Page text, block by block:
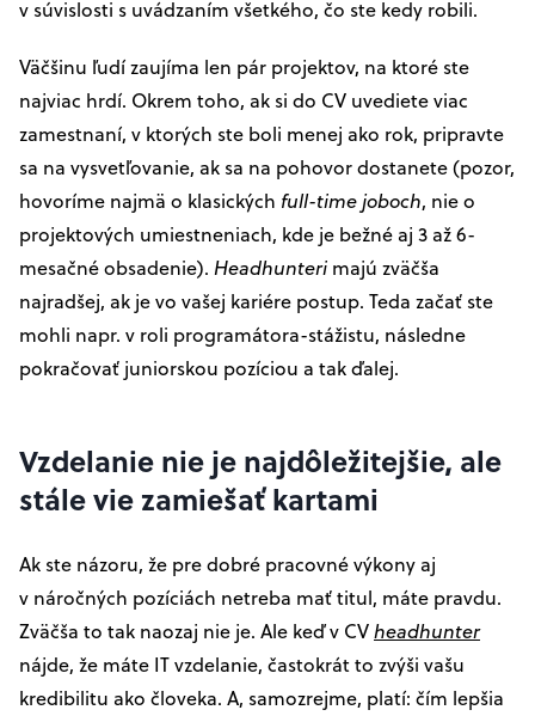
v súvislosti s uvádzaním všetkého, čo ste kedy robili.
Väčšinu ľudí zaujíma len pár projektov, na ktoré ste
najviac hrdí. Okrem toho, ak si do CV uvediete viac
zamestnaní, v ktorých ste boli menej ako rok, pripravte
sa na vysvetľovanie, ak sa na pohovor dostanete (pozor,
hovoríme najmä o klasických full-time joboch, nie o
projektových umiestneniach, kde je bežné aj 3 až 6-
mesačné obsadenie). Headhunteri majú zväčša
najradšej, ak je vo vašej kariére postup. Teda začať ste
mohli napr. v roli programátora-stážistu, následne
pokračovať juniorskou pozíciou a tak ďalej.
Vzdelanie nie je najdôležitejšie, ale
stále vie zamiešať kartami
Ak ste názoru, že pre dobré pracovné výkony aj
v náročných pozíciách netreba mať titul, máte pravdu.
Zväčša to tak naozaj nie je. Ale keď v CVheadhunter
nájde, že máte IT vzdelanie, častokrát to zvýši vašu
kredibilitu ako človeka. A, samozrejme, platí: čím lepšia